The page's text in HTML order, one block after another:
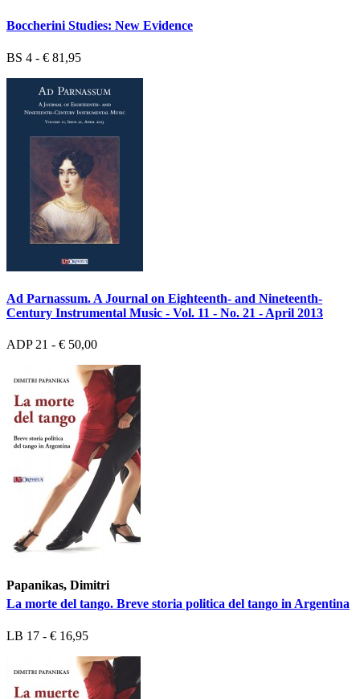
Boccherini Studies: New Evidence
BS 4 - € 81,95
Ad Parnassum. A Journal on Eighteenth- and Nineteenth-
Century Instrumental Music - Vol. 11 - No. 21 - April 2013
ADP 21 - € 50,00
Papanikas, Dimitri
La morte del tango. Breve storia politica del tango in Argentina
LB 17 - € 16,95